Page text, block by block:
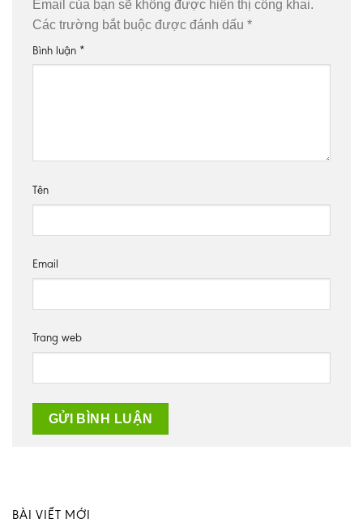
Email của bạn sẽ không được hiển thị công khai.
Các trường bắt buộc được đánh dấu *
Bình luận *
Tên
Email
Trang web
BÀI VIẾT MỚI